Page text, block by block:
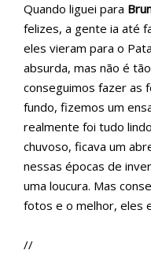
Quando liguei para
felizes, a gente ia até
eles vieram para o
absurda, mas não é
conseguimos fazer as
fundo, fizemos um
realmente foi tudo
chuvoso, ficava um
nessas épocas de
uma loucura. Mas
fotos e o melhor, eles
//